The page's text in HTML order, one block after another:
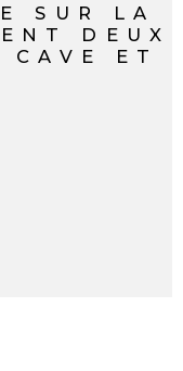
SUR LA
DEUX
CAVE ET